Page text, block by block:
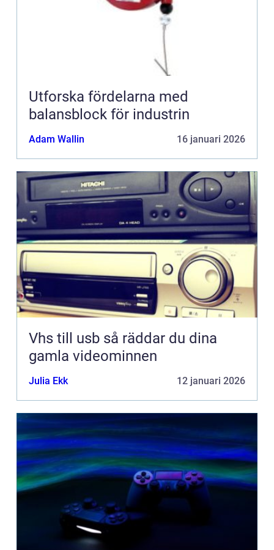
Utforska fördelarna med
balansblock för industrin
Adam Wallin 16 januari 2026
Vhs till usb så räddar du dina
gamla videominnen
Julia Ekk 12 januari 2026